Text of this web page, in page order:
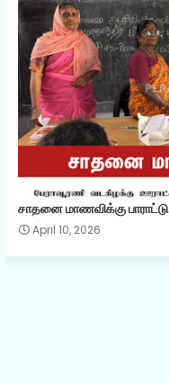
சாதனை மாணவிக்கு பாராட்டு
April 10, 2026